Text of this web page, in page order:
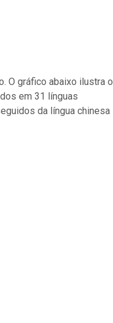
O gráfico abaixo ilustra o
em 31 línguas
da língua chinesa